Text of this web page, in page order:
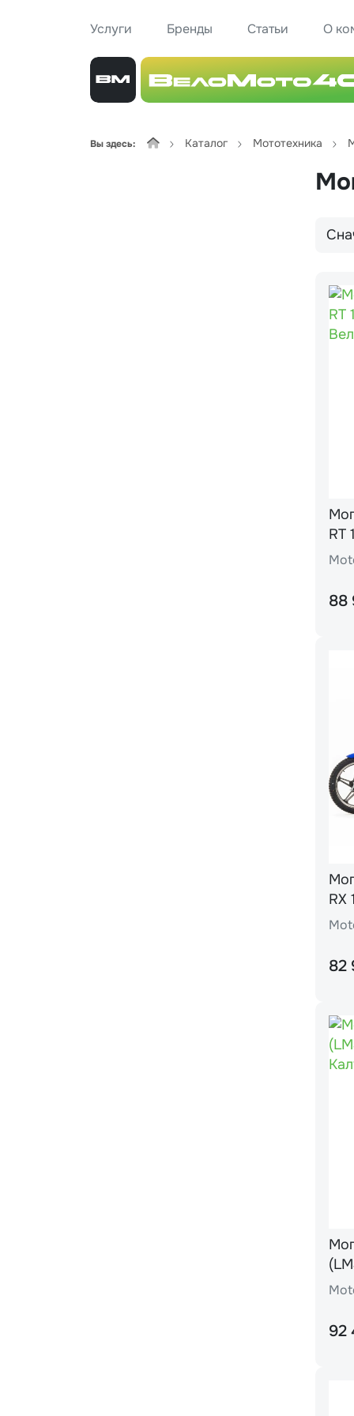
Услуги Бренды Статьи О
Вы здесь: Каталог Мототехника
RT
88
Мопед
RX
82
92